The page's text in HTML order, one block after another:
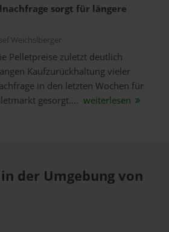
sorgt für längere
Weichslberger
Pelletpreise zuletzt deutlich
Kaufzurückhaltung vieler
in den letzten Wochen für
gesorgt.... weiterlesen
der Umgebung von